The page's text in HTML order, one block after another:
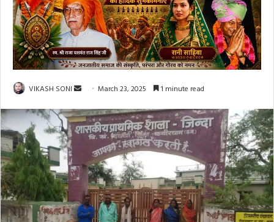
VIKASH SONI
Send
email
March 23, 2025 1 minute read